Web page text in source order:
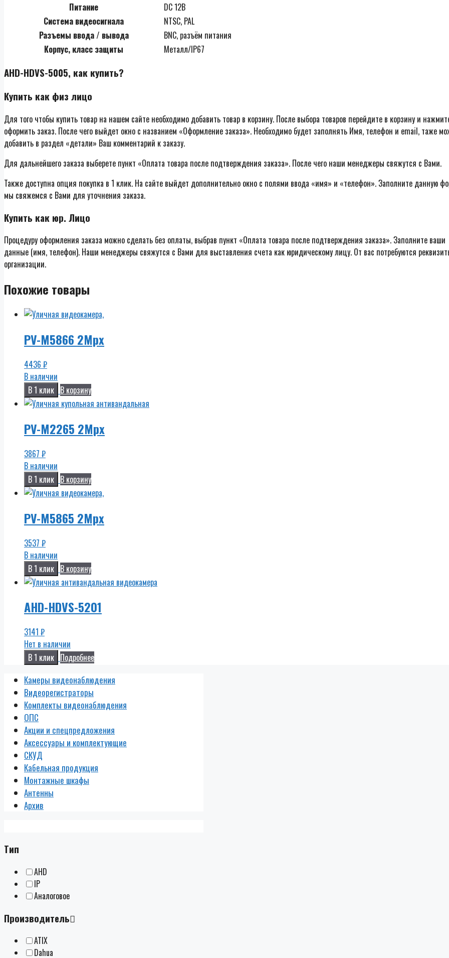
Питание
DC 12В
Система видеосигнала
NTSC, PAL
Разъемы ввода / вывода
BNC, разъём питания
Корпус, класс защиты
Металл/IP67
AHD-HDVS-5005, как купить?
Купить как физ лицо
Для того чтобы купить товар на нашем сайте необходимо добавить товар в корзину. После выбора товаров перейдите в корзину и
оформить заказ. После чего выйдет окно с названием «Оформление заказа». Необходимо будет заполнять Имя, телефон и email, таже
добавить в раздел «детали» Ваш комментарий к заказу.
Для дальнейшего заказа выберете пункт «Оплата товара после подтверждения заказа». После чего наши менеджеры свяжутся с Вами.
Также доступна опция покупка в 1 клик. На сайте выйдет дополнительно окно с полями ввода «имя» и «телефон». Заполните данную
мы свяжемся с Вами для уточнения заказа.
Купить как юр. Лицо
Процедуру оформления заказа можно сделать без оплаты, выбрав пункт «Оплата товара после подтверждения заказа». Заполните ваши
данные (имя, телефон). Наши менеджеры свяжутся с Вами для выставления счета как юридическому лицу. От вас потребуются
организации.
Похожие товары
PV-M5866 2Mpx
4436 ₽
В наличии
В 1 клик В корзину
PV-M2265 2Mpx
3867 ₽
В наличии
В 1 клик В корзину
PV-M5865 2Mpx
3537 ₽
В наличии
В 1 клик В корзину
AHD-HDVS-5201
3141 ₽
Нет в наличии
В 1 клик Подробнее
Камеры видеонаблюдения
Видеорегистраторы
Комплекты видеонаблюдения
ОПС
Акции и спецпредложения
Аксессуары и комплектующие
СКУД
Кабельная продукция
Монтажные шкафы
Антенны
Архив
Тип
AHD
IP
Аналоговое
Производитель
ATIX
Dahua